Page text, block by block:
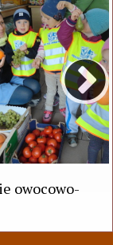
owocowo-